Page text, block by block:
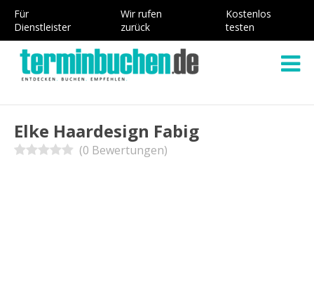
Für
Dienstleister
Wir rufen
zurück
Kostenlos
testen
Elke Haardesign Fabig
(0 Bewertungen)